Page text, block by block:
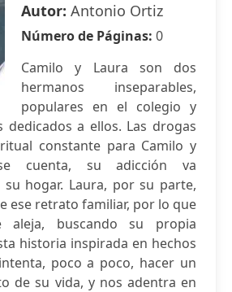
Autor: Antonio Ortiz
Número de Páginas: 0
Camilo y Laura son dos
hermanos inseparables,
populares en el colegio y
dedicados a ellos. Las drogas
constante para Camilo y
cuenta, su adicción va
su hogar. Laura, por su parte,
ese retrato familiar, por lo que
buscando su propia
historia inspirada en hechos
poco a poco, hacer un
de su vida, y nos adentra en